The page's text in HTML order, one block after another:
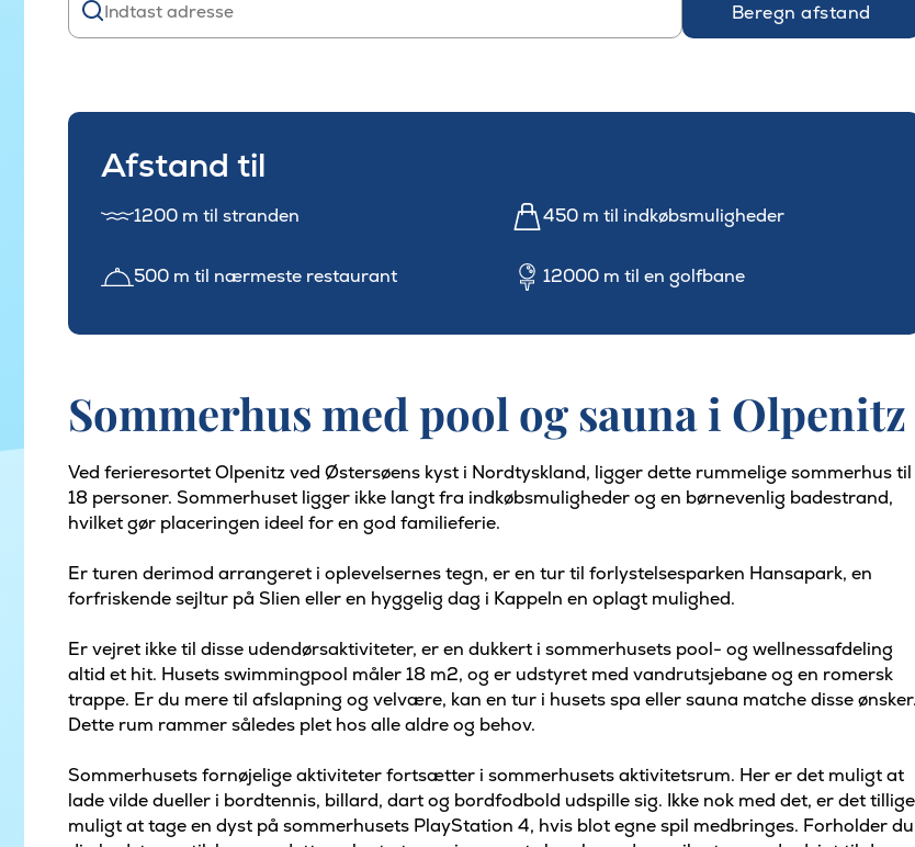
Beregn afstand
Afstand til
1200 m til stranden 450 m til indkøbsmuligheder
500 m til nærmeste restaurant 12000 m til en golfbane
Sommerhus med pool og sauna i Olpenitz
Ved ferieresortet Olpenitz ved Østersøens kyst i Nordtyskland, ligger dette rummelige sommerhus til
18 personer. Sommerhuset ligger ikke langt fra indkøbsmuligheder og en børnevenlig badestrand,
hvilket gør placeringen ideel for en god familieferie.
Er turen derimod arrangeret i oplevelsernes tegn, er en tur til forlystelsesparken Hansapark, en
forfriskende sejltur på Slien eller en hyggelig dag i Kappeln en oplagt mulighed.
Er vejret ikke til disse udendørsaktiviteter, er en dukkert i sommerhusets pool- og wellnessafdeling
altid et hit. Husets swimmingpool måler 18 m2, og er udstyret med vandrutsjebane og en romersk
trappe. Er du mere til afslapning og velvære, kan en tur i husets spa eller sauna matche disse ønsker.
Dette rum rammer således plet hos alle aldre og behov.
Sommerhusets fornøjelige aktiviteter fortsætter i sommerhusets aktivitetsrum. Her er det muligt at
lade vilde dueller i bordtennis, billard, dart og bordfodbold udspille sig. Ikke nok med det, er det tillige
muligt at tage en dyst på sommerhusets PlayStation 4, hvis blot egne spil medbringes. Forholder du